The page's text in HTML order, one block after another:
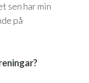
sen har min
på